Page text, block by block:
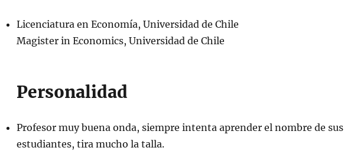
Licenciatura en Economía, Universidad de Chile
Magister in Economics, Universidad de Chile
Personalidad
Profesor muy buena onda, siempre intenta aprender el nombre de sus
estudiantes, tira mucho la talla.